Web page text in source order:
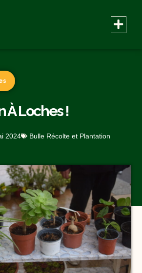
À Loches !
2024 Bulle Récolte et Plantation